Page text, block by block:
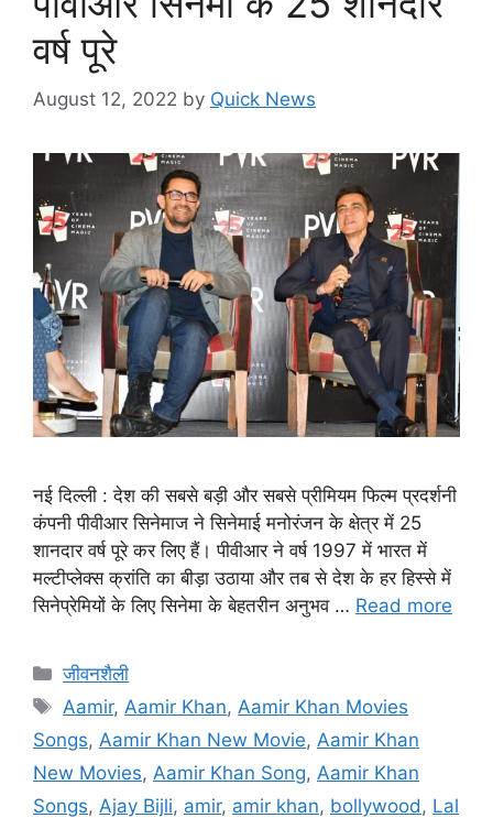
वर्ष पूरे
August 12, 2022 by Quick News
नई दिल्ली : देश की सबसे बड़ी और सबसे प्रीमियम फिल्म प्रदर्शनी
कंपनी पीवीआर सिनेमाज ने सिनेमाई मनोरंजन के क्षेत्र में 25
शानदार वर्ष पूरे कर लिए हैं। पीवीआर ने वर्ष 1997 में भारत में
मल्टीप्लेक्स क्रांति का बीड़ा उठाया और तब से देश के हर हिस्से में
सिनेप्रेमियों के लिए सिनेमा के बेहतरीन अनुभव … Read more
जीवनशैली
Aamir, Aamir Khan, Aamir Khan Movies
Songs, Aamir Khan New Movie, Aamir Khan
New Movies, Aamir Khan Song, Aamir Khan
Songs, Ajay Bijli, amir, amir khan, bollywood , Lal